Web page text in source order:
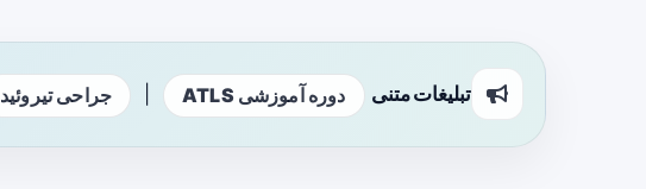
تبلیغات متنی دوره آموزشی ATLS جراحی تیروئید